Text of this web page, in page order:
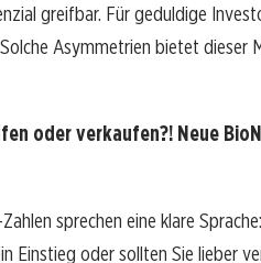
greifbar. Für geduldige
Asymmetrien bietet dieser
oder verkaufen?! Neue
sprechen eine klare
Einstieg oder sollten Sie lieber